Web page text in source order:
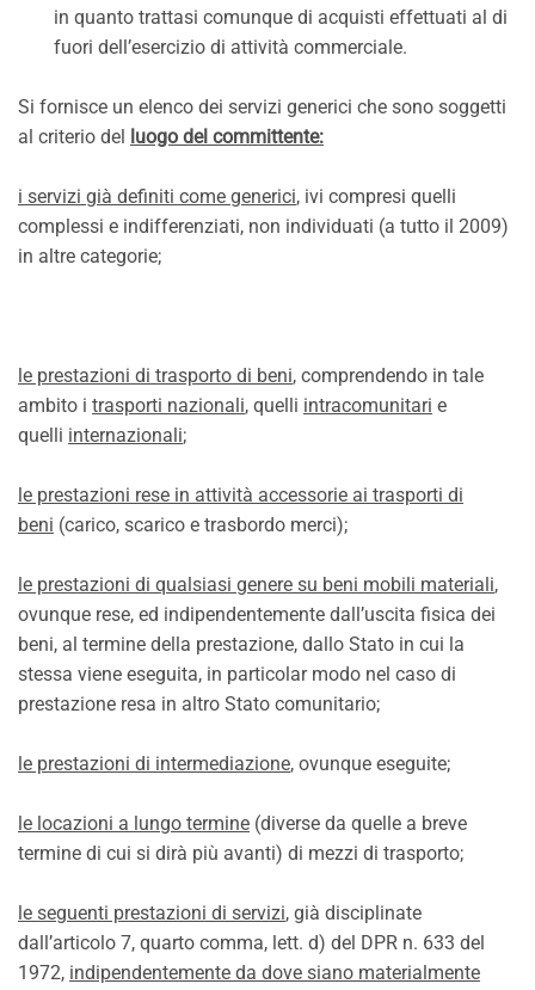
in quanto trattasi comunque di acquisti effettuati al di
fuori dell’esercizio di attività commerciale.
Si fornisce un elenco dei servizi generici che sono soggetti
al criterio del luogo del committente:
i servizi già definiti come generici, ivi compresi quelli
complessi e indifferenziati, non individuati (a tutto il 2009)
in altre categorie;
le prestazioni di trasporto di beni, comprendendo in tale
ambito i trasporti nazionali, quelli intracomunitari e
quelli internazionali;
le prestazioni rese in attività accessorie ai trasporti di
beni (carico, scarico e trasbordo merci);
le prestazioni di qualsiasi genere su beni mobili materiali,
ovunque rese, ed indipendentemente dall’uscita fisica dei
beni, al termine della prestazione, dallo Stato in cui la
stessa viene eseguita, in particolar modo nel caso di
prestazione resa in altro Stato comunitario;
le prestazioni di intermediazione, ovunque eseguite;
le locazioni a lungo termine (diverse da quelle a breve
termine di cui si dirà più avanti) di mezzi di trasporto;
le seguenti prestazioni di servizi, già disciplinate
dall’articolo 7, quarto comma, lett. d) del DPR n. 633 del
1972, indipendentemente da dove siano materialmente